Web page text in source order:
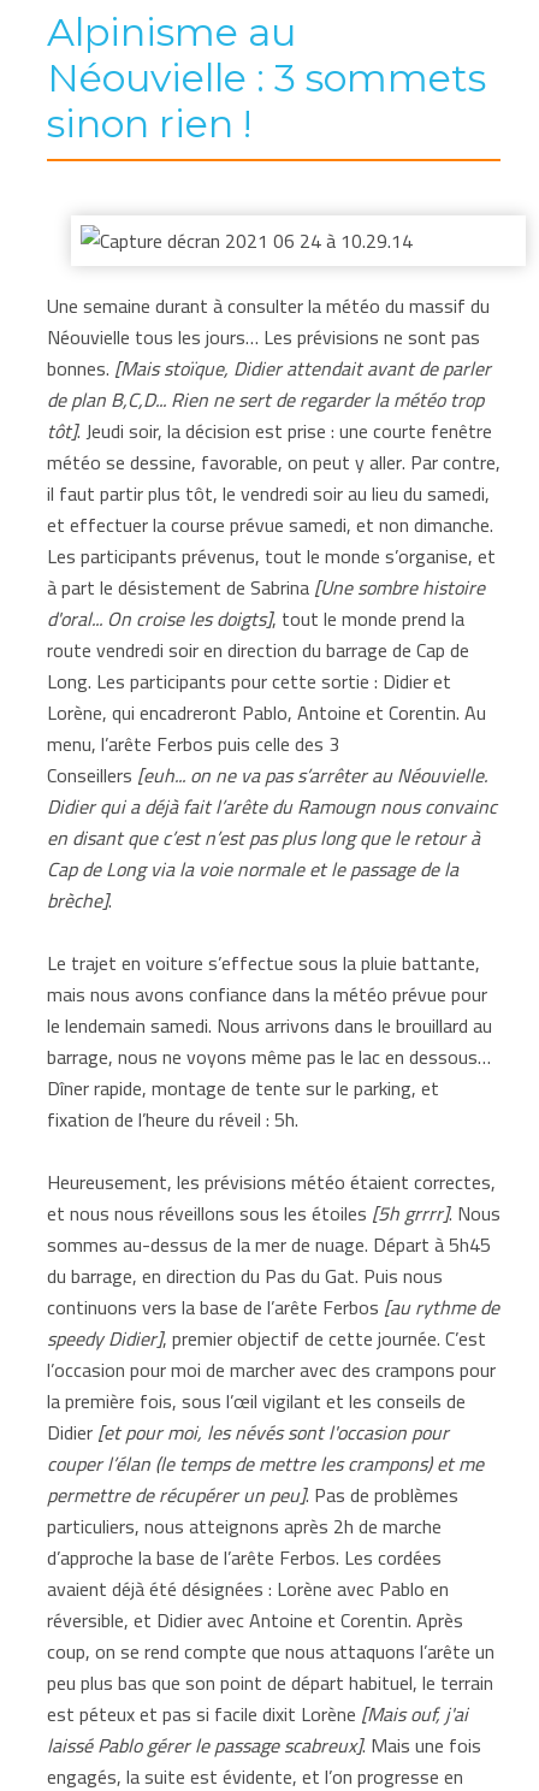
Alpinisme au
Néouvielle : 3 sommets
sinon rien !
Une semaine durant à consulter la météo du massif du
Néouvielle tous les jours… Les prévisions ne sont pas
bonnes. [Mais stoïque, Didier attendait avant de parler
de plan B,C,D... Rien ne sert de regarder la météo trop
tôt]. Jeudi soir, la décision est prise : une courte fenêtre
météo se dessine, favorable, on peut y aller. Par contre,
il faut partir plus tôt, le vendredi soir au lieu du samedi,
et effectuer la course prévue samedi, et non dimanche.
Les participants prévenus, tout le monde s’organise, et
à part le désistement de Sabrina[Une sombre histoire
d'oral... On croise les doigts], tout le monde prend la
route vendredi soir en direction du barrage de Cap de
Long. Les participants pour cette sortie : Didier et
Lorène, qui encadreront Pablo, Antoine et Corentin. Au
menu, l’arête Ferbos puis celle des 3
Conseillers [euh... on ne va pas s’arrêter au Néouvielle.
Didier qui a déjà fait l’arête du Ramougn nous convainc
en disant que c’est n’est pas plus long que le retour à
Cap de Long via la voie normale et le passage de la
brèche].
Le trajet en voiture s’effectue sous la pluie battante,
mais nous avons confiance dans la météo prévue pour
le lendemain samedi. Nous arrivons dans le brouillard au
barrage, nous ne voyons même pas le lac en dessous…
Dîner rapide, montage de tente sur le parking, et
fixation de l’heure du réveil : 5h.
Heureusement, les prévisions météo étaient correctes,
et nous nous réveillons sous les étoiles [5h grrrr]. Nous
sommes au-dessus de la mer de nuage. Départ à 5h45
du barrage, en direction du Pas du Gat. Puis nous
continuons vers la base de l’arête Ferbos [au rythme de
speedy Didier], premier objectif de cette journée. C’est
l’occasion pour moi de marcher avec des crampons pour
la première fois, sous l’œil vigilant et les conseils de
Didier[et pour moi, les névés sont l'occasion pour
couper l’élan (le temps de mettre les crampons) et me
permettre de récupérer un peu]. Pas de problèmes
particuliers, nous atteignons après 2h de marche
d’approche la base de l’arête Ferbos. Les cordées
avaient déjà été désignées : Lorène avec Pablo en
réversible, et Didier avec Antoine et Corentin. Après
coup, on se rend compte que nous attaquons l’arête un
peu plus bas que son point de départ habituel, le terrain
est péteux et pas si facile dixit Lorène [Mais ouf, j'ai
laissé Pablo gérer le passage scabreux]. Mais une fois
engagés, la suite est évidente, et l’on progresse en